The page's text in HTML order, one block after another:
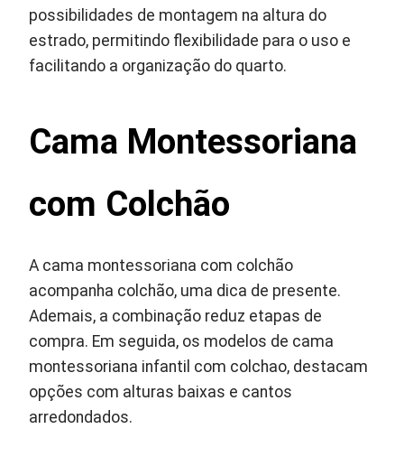
possibilidades de montagem na altura do
estrado, permitindo flexibilidade para o uso e
facilitando a organização do quarto.
Cama Montessoriana
com Colchão
A cama montessoriana com colchão
acompanha colchão, uma dica de presente.
Ademais, a combinação reduz etapas de
compra. Em seguida, os modelos de cama
montessoriana infantil com colchao, destacam
opções com alturas baixas e cantos
arredondados.